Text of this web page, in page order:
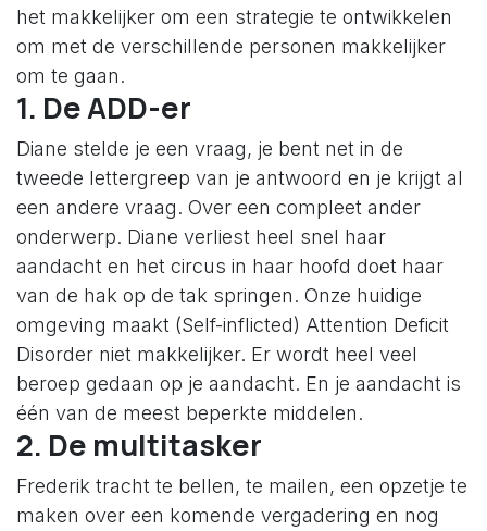
het makkelijker om een strategie te ontwikkelen
om met de verschillende personen makkelijker
om te gaan.
1. De ADD-er
Diane stelde je een vraag, je bent net in de
tweede lettergreep van je antwoord en je krijgt al
een andere vraag. Over een compleet ander
onderwerp. Diane verliest heel snel haar
aandacht en het circus in haar hoofd doet haar
van de hak op de tak springen. Onze huidige
omgeving maakt (Self-inflicted) Attention Deficit
Disorder niet makkelijker. Er wordt heel veel
beroep gedaan op je aandacht. En je aandacht is
één van de meest beperkte middelen.
2. De multitasker
Frederik tracht te bellen, te mailen, een opzetje te
maken over een komende vergadering en nog